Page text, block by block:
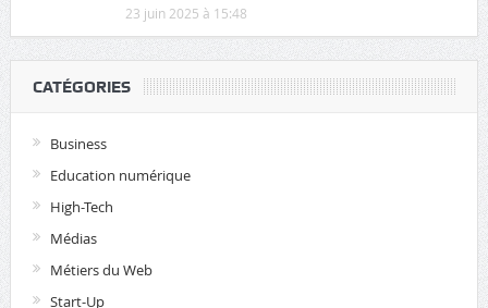
23 juin 2025 à 15:48
CATÉGORIES
Business
Education numérique
High-Tech
Médias
Métiers du Web
Start-Up